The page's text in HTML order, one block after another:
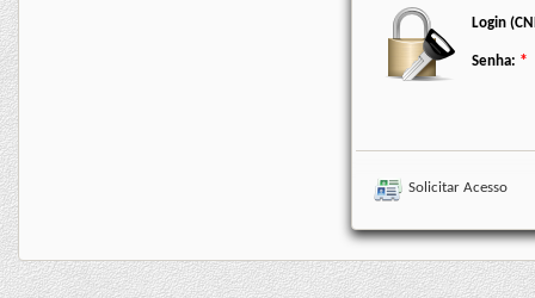
Login
Senha:
Solicitar Acesso